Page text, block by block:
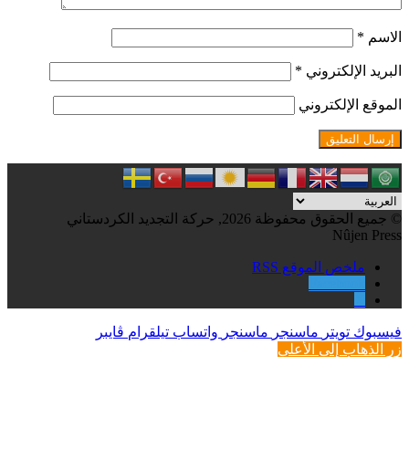
الاسم *
البريد الإلكتروني *
الموقع الإلكتروني
© جميع الحقوق محفوظة 2026, حركة التجديد الكردستاني
Nûjen Press
ملخص الموقع RSS
فيسبوك تويتر ماسنجر ماسنجر واتساب تيلقرام ڤايبر
زر الذهاب إلى الأعلى